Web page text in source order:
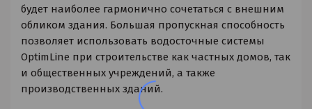
будет наиболее гармонично сочетаться с внешним
обликом здания. Большая пропускная способность
позволяет использовать водосточные системы
OptimLine при строительстве как частных домов, так
и общественных учреждений, а также
производственных зданий.